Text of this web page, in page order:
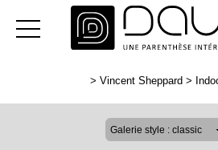
> Vincent Sheppard >